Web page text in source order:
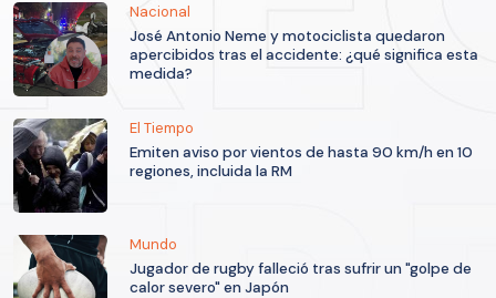
Nacional
José Antonio Neme y motociclista quedaron
apercibidos tras el accidente: ¿qué significa esta
medida?
El Tiempo
Emiten aviso por vientos de hasta 90 km/h en 10
regiones, incluida la RM
Mundo
Jugador de rugby falleció tras sufrir un "golpe de
calor severo" en Japón